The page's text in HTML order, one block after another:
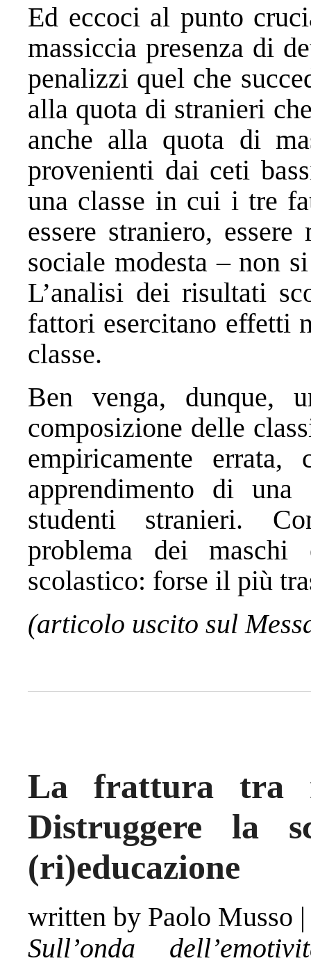
Ed eccoci al punto
massiccia presenza di
penalizzi quel che
alla quota di stranieri
anche alla quota di
provenienti dai ceti
una classe in cui i tre
essere straniero,
sociale modesta – non
L’analisi dei risultati
fattori esercitano effetti
classe.
Ben venga, dunque,
composizione delle
empiricamente
apprendimento di
studenti stranieri.
problema dei
scolastico: forse il più
(articolo uscito sul
La frattura tra
Distruggere la
(ri)educazione
written by Paolo Musso
Sull’onda